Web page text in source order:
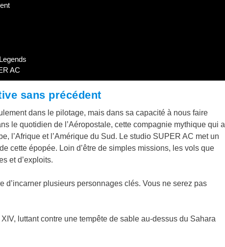
AC
sans précédent
dans le pilotage, mais dans sa capacité à nous faire
le quotidien de l’Aéropostale, cette compagnie mythique qui a
l’Afrique et l’Amérique du Sud. Le studio SUPER AC met un
cette épopée. Loin d’être de simples missions, les vols que
et d’exploits.
d’incarner plusieurs personnages clés. Vous ne serez pas
luttant contre une tempête de sable au-dessus du Sahara